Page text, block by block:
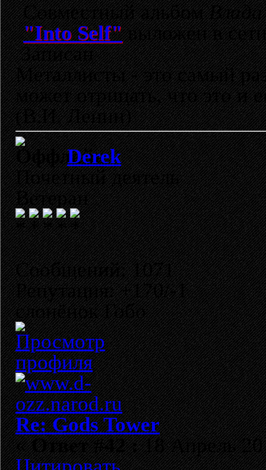
Совместный альбом
"Into Self"выложен в
Записан
Металлисты - это самый
может отрицать, что это и
(В.И. Ленин)
Derek
Почетный деятель
Ветеран
Сообщений: 1071
Репутация: +170/-1
слонёнок Гобо
Re: Gods Tower
«Ответ #42 :18 Апрель